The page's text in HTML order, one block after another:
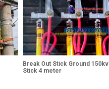
Break Out Stick Ground 150kv
Stick 4 meter